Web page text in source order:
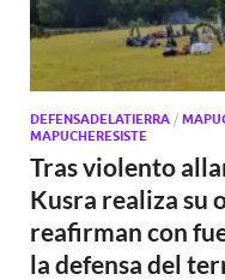
DEFENSADELATIERRA /
MAPUCHERESISTE
Tras violento
Kusra realiza su
reafirman con
la defensa del